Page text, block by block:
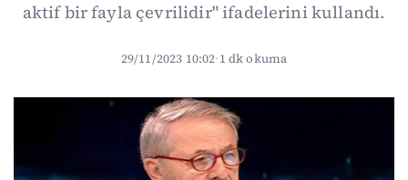
aktif bir fayla çevrilidir" ifadelerini kullandı.
29/11/2023 10:02·1 dk okuma